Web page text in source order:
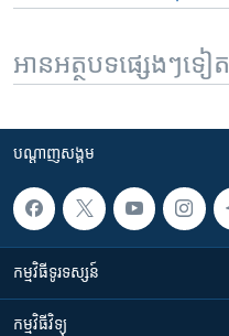
អានអត្ថបទផ្សេងៗទៀត
បណ្តាញ​សង្គម
កម្មវិធី​ទូរទស្សន៍
កម្មវិធី​វិទ្យុ